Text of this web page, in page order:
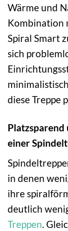
Wärme und
Kombination
Spiral Smart
sich
diese Treppe
Platzsparend
einer
in denen
ihre
deutlich
Treppen.